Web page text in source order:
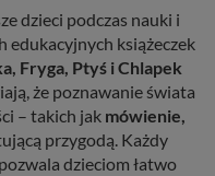
dzieci podczas nauki i
edukacyjnych książeczek
Fryga, Ptyś i Chlapek
że poznawanie świata
– takich jak mówienie,
przygodą. Każdy
dzieciom łatwo